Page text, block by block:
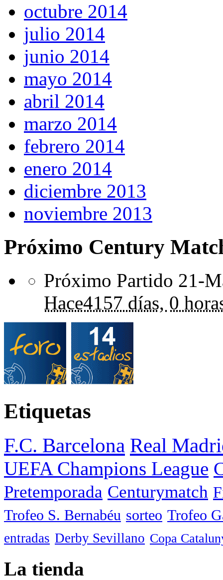
octubre 2014
julio 2014
junio 2014
mayo 2014
abril 2014
marzo 2014
febrero 2014
enero 2014
diciembre 2013
noviembre 2013
Próximo Century
Próximo Partido 21-
Hace4157 días, 0
Etiquetas
F.C. Barcelona Real
UEFA Champions League
Pretemporada Centurymatch
Trofeo S. Bernabéu sorteo Trofeo
entradas Derby Sevillano Copa
La tienda